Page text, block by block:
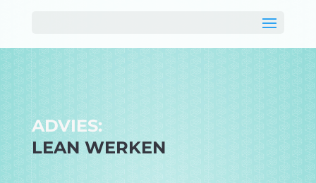
ADVIES:
LEAN WERKEN